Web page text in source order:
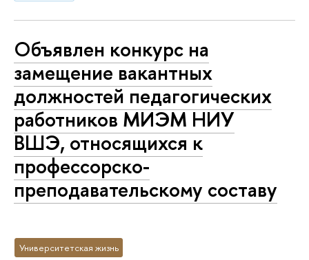
Объявлен конкурс на
замещение вакантных
должностей педагогических
работников МИЭМ НИУ
ВШЭ, относящихся к
профессорско-
преподавательскому составу
Университетская жизнь